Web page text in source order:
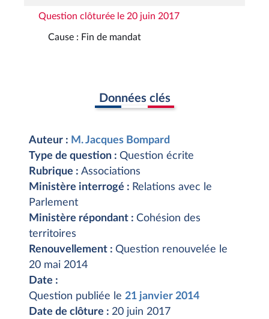
Question clôturée le 20 juin 2017
Cause : Fin de mandat
Données clés
Auteur : M. Jacques Bompard
Type de question : Question écrite
Rubrique : Associations
Ministère interrogé : Relations avec le
Parlement
Ministère répondant : Cohésion des
territoires
Renouvellement : Question renouvelée le
20 mai 2014
Date :
Question publiée le 21 janvier 2014
Date de clôture : 20 juin 2017